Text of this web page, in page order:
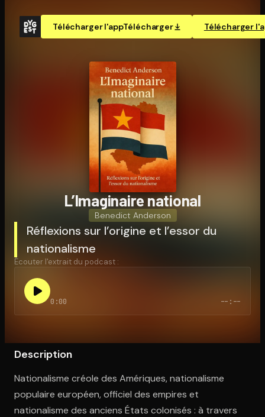
Télécharger l'appTélécharger Télécharger
Ouvre l'app Appareil photo, pointe sur le code. C'est gratuit à
L’Imaginaire national
Benedict Anderson
Réflexions sur l’origine et l’essor du
nationalisme
Écouter l'extrait du podcast :
0:00 --:--
Description
Nationalisme créole des Amériques, nationalisme
populaire européen, officiel des empires et
nationalisme des anciens États colonisés : à travers